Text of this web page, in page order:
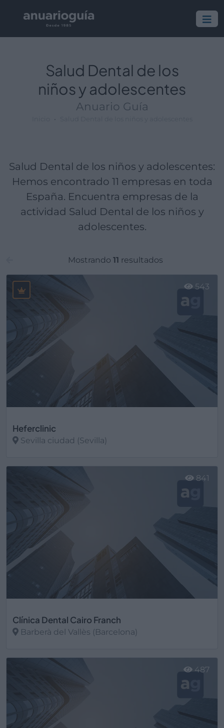
Salud Dental de los
niños y adolescentes
Anuario Guía
Salud Dental de los niños y adolescentes:
Hemos encontrado 11 empresas en toda
España. Encuentra empresas de la
actividad Salud Dental de los niños y
adolescentes.
Mostrando 11 resultados
Heferclinic
Sevilla ciudad (Sevilla)
543
Clínica Dental Cairo Franch
Barberà del Vallès (Barcelona)
841
487
Empresa:
Actividad:
Lugar: